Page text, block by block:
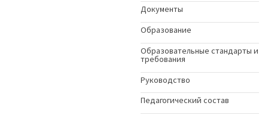
Документы
Образование
Образовательные стандарты и
требования
Руководство
Педагогический состав